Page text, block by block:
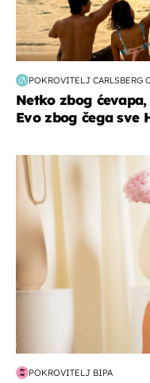
POKROVITELJ CARLSBERG
Netko zbog
Evo zbog čega sve
moda & ljepota
POKROVITELJ BIPA